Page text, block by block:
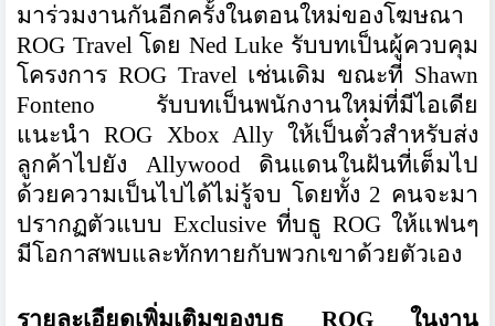
มาร่วมงานกันอีกครั้งในตอนใหม่ของโฆษณา
ROG Travel โดย Ned Luke รับบทเป็นผู้ควบคุม
โครงการ ROG Travel เช่นเดิม ขณะที่ Shawn
Fonteno รับบทเป็นพนักงานใหม่ที่มีไอเดีย
แนะนำ ROG Xbox Ally ให้เป็นตั๋วสำหรับส่ง
ลูกค้าไปยัง Allywood ดินแดนในฝันที่เต็มไป
ด้วยความเป็นไปได้ไม่รู้จบ โดยทั้ง 2 คนจะมา
ปรากฏตัวแบบ Exclusive ที่บธู ROG ให้แฟนๆ
มีโอกาสพบและทักทายกับพวกเขาด้วยตัวเอง
รายละเอียดเพิ่มเติมของบูธ ROG ในงาน